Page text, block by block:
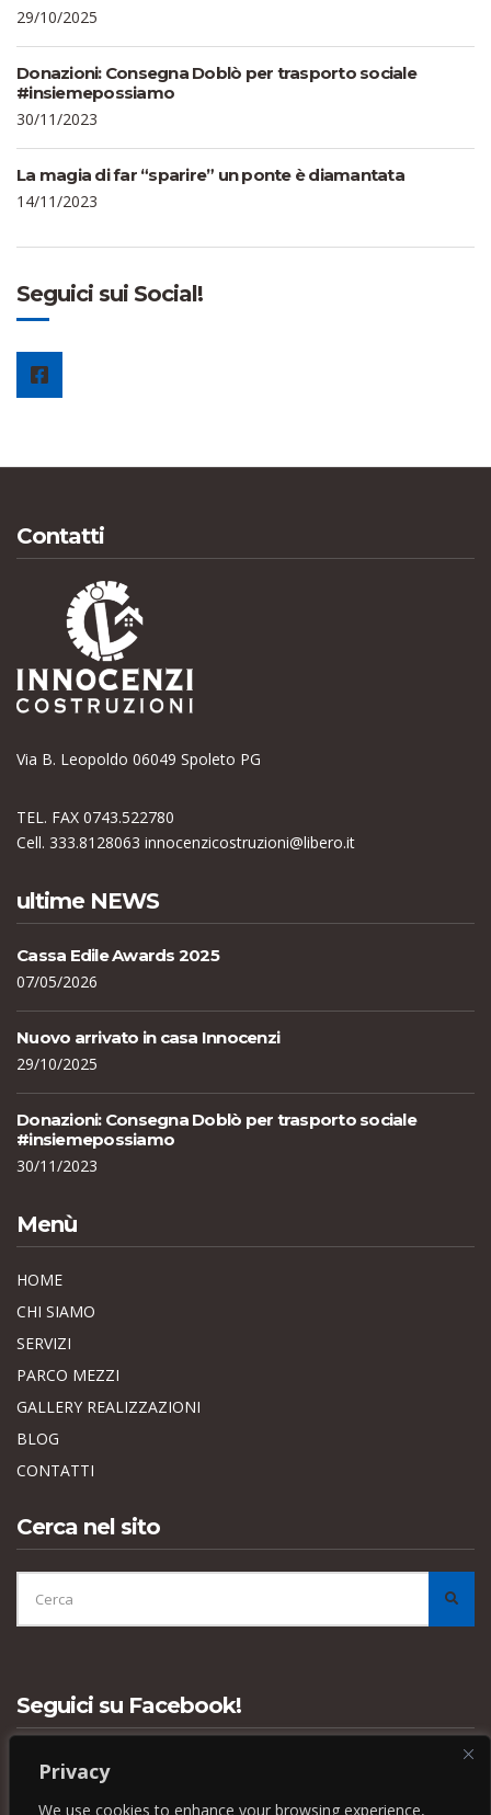
Privacy
We use cookies to enhance your browsing experience,
29/10/2025
Donazioni: Consegna Doblò per trasporto sociale
#insiemepossiamo
30/11/2023
La magia di far “sparire” un ponte è diamantata
14/11/2023
Seguici sui Social!
Contatti
Via B. Leopoldo 06049 Spoleto PG
TEL. FAX 0743.522780
Cell. 333.8128063 innocenzicostruzioni@libero.it
ultime NEWS
Cassa Edile Awards 2025
07/05/2026
Nuovo arrivato in casa Innocenzi
29/10/2025
Donazioni: Consegna Doblò per trasporto sociale
#insiemepossiamo
30/11/2023
Menù
HOME
CHI SIAMO
SERVIZI
PARCO MEZZI
GALLERY REALIZZAZIONI
BLOG
CONTATTI
Cerca nel sito
CERCA
PER:
Seguici su Facebook!